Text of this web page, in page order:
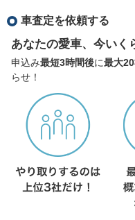
車査定を依頼する
あなたの愛車、今いく
申込み最短3時間後に最大
らせ！